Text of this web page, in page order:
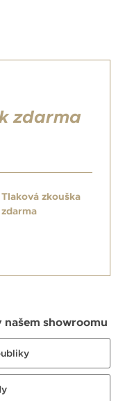
zdarma
Tlaková zkouška
zdarma
showroomu